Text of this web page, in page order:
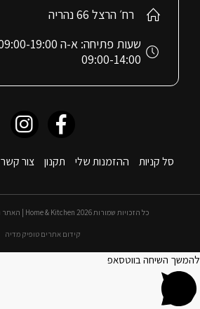
סל קניות ההזמנות שלי תקנון צור קשר
רח׳ הרצל 66 נהריה
09:00-14:00
כל הזכויות שמורות 2026 Home & Kitchen | האתר נבנה ע״י לובה קוטליק
קידום אתרים טופיק מדיה
להמשך השיחה בווטסאפ